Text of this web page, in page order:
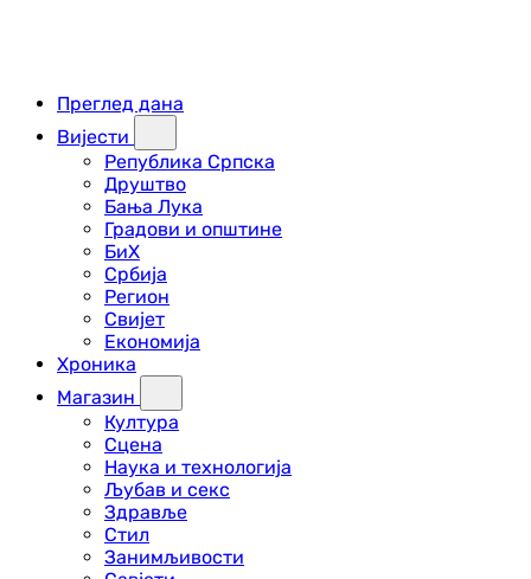
Преглед дана
Вијести
Република Српска
Друштво
Бања Лука
Градови и општине
БиХ
Србија
Регион
Свијет
Економија
Хроника
Магазин
Култура
Сцена
Наука и технологија
Љубав и секс
Здравље
Стил
Занимљивости